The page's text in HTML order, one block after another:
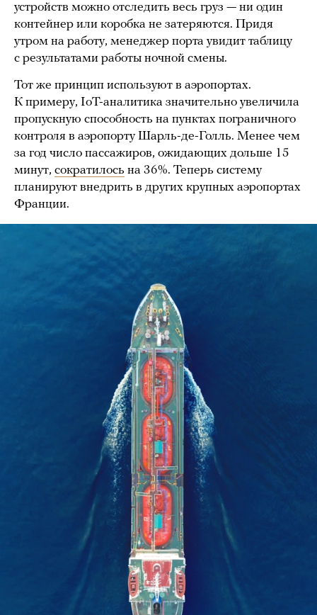
устройств можно отследить весь груз — ни один
контейнер или коробка не затеряются. Придя
утром на работу, менеджер порта увидит таблицу
с результатами работы ночной смены.
Тот же принцип используют в аэропортах.
К примеру, IoT-аналитика значительно увеличила
пропускную способность на пунктах пограничного
контроля в аэропорту Шарль-де-Голль. Менее чем
за год число пассажиров, ожидающих дольше 15
минут, сократилось на 36%. Теперь систему
планируют внедрить в других крупных аэропортах
Франции.